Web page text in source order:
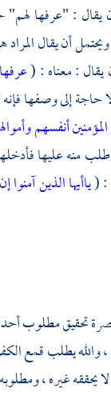
يقال : "عرفها
: معناه : (
حاجة إلى وصفها
أنفسهم
عليها فأدخلها
: (ياأيها الذين
تحقيق مطلوب
، والله يطلب قمع
غيره ،